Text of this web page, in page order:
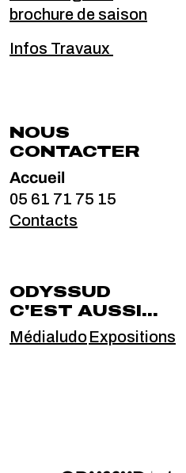
brochure de saison
Infos Travaux
NOUS
CONTACTER
Accueil
05 61 71 75 15
Contacts
ODYSSUD
C'EST AUSSI...
MédialudoExpositions